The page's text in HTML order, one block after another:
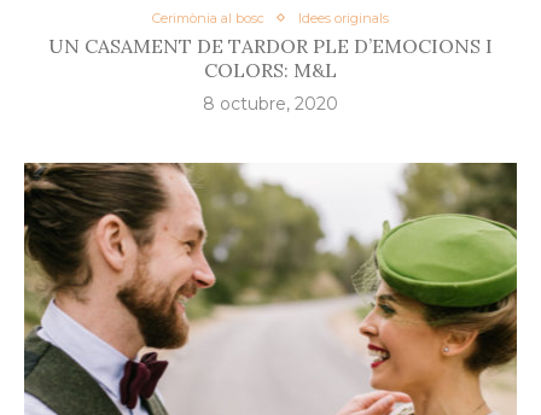
Cerimònia al bosc Idees originals
UN CASAMENT DE TARDOR PLE D’EMOCIONS I
COLORS: M&L
8 octubre, 2020